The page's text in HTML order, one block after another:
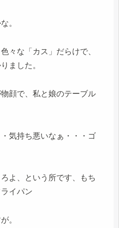
。
々な「カス」だらけで、
ました。
顔で、私と娘のテーブル
気持ち悪いなぁ・・・ゴ
よ、という所です、もち
イパン
。